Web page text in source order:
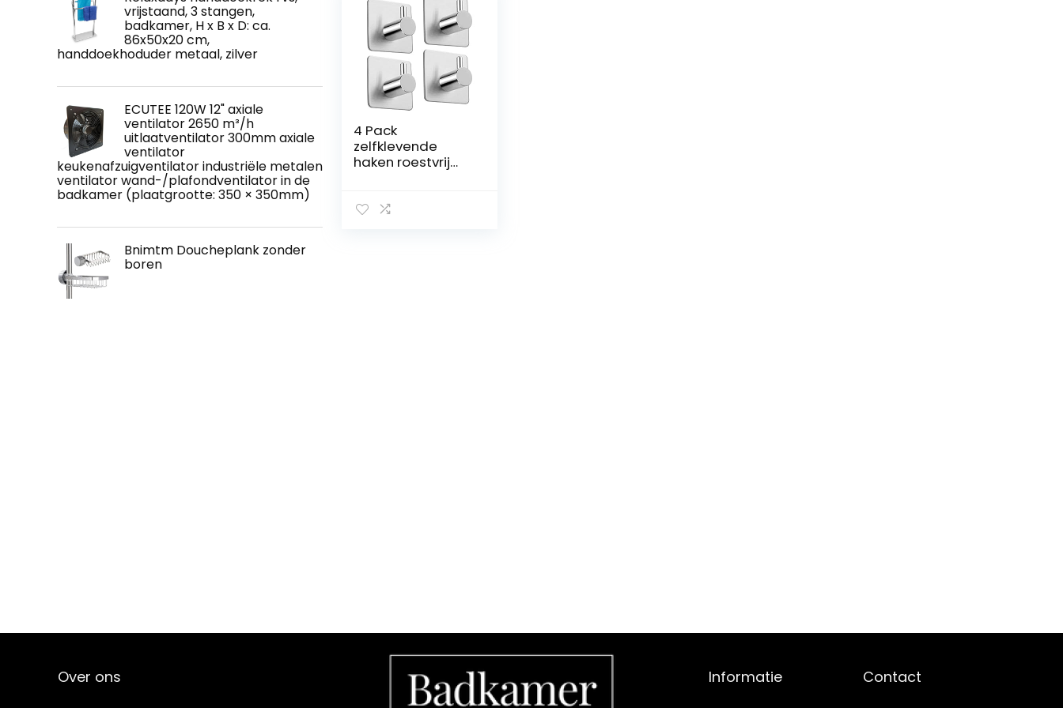
vrijstaand, 3 stangen,
badkamer, H x B x D: ca.
86x50x20 cm,
handdoekhoduder metaal, zilver
ECUTEE 120W 12" axiale
ventilator 2650 m³/h
uitlaatventilator 300mm axiale
ventilator
keukenafzuigventilator industriële metalen
ventilator wand-/plafondventilator in de
badkamer (plaatgrootte: 350 × 350mm)
Bnimtm Doucheplank zonder
boren
4 Pack
zelfklevende
haken roestvrij
waterdichte
Over ons Informatie Contact